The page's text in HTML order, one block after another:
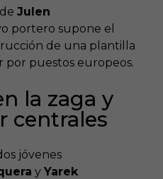
Julen
portero supone el
de una plantilla
por puestos europeos.
la zaga y
centrales
jóvenes
y Yarek